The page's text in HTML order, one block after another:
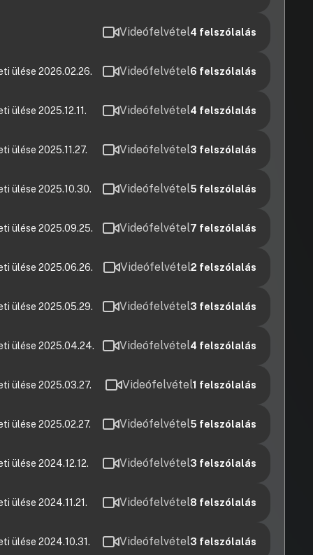
Videófelvétel4 felszólalás
ülése 2026.02.26. Videófelvétel6 felszólalás
ülése 2025.12.11. Videófelvétel4 felszólalás
ülése 2025.11.27. Videófelvétel3 felszólalás
ülése 2025.10.30. Videófelvétel5 felszólalás
ülése 2025.09.25. Videófelvétel7 felszólalás
ülése 2025.06.26. Videófelvétel2 felszólalás
ülése 2025.05.29. Videófelvétel3 felszólalás
ülése 2025.04.24. Videófelvétel4 felszólalás
ülése 2025.03.27. Videófelvétel1 felszólalás
ülése 2025.02.27. Videófelvétel5 felszólalás
ülése 2024.12.12. Videófelvétel3 felszólalás
ülése 2024.11.21. Videófelvétel8 felszólalás
ülése 2024.10.31. Videófelvétel3 felszólalás